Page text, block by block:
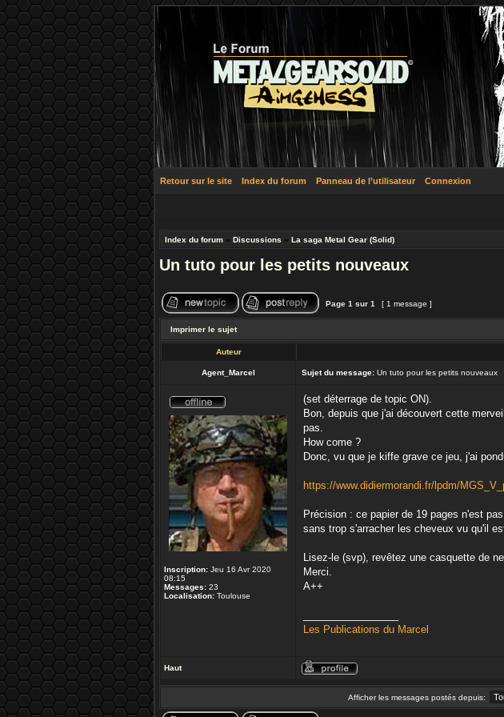
Retour sur le site Index du forum Panneau de l’utilisateur Connexion
Index du forum » Discussions » La saga Metal Gear (Solid)
Un tuto pour les petits nouveaux
Page 1 sur 1 [ 1 message ]
Imprimer le sujet
Auteur
Agent_Marcel Sujet du message: Un tuto pour les petits nouveaux
Inscription: Jeu 16 Avr 2020
08:15
Messages: 23
Localisation: Toulouse
(set déterrage de topic ON).
Bon, depuis que j'ai découvert cette
pas.
How come ?
Donc, vu que je kiffe grave ce jeu, j'ai
https://www.didiermorandi.fr/lpdm/
Précision : ce papier de 19 pages n'est
sans trop s'arracher les cheveux vu qu'il
Lisez-le (svp), revêtez une casquette de
Merci.
A++
Les Publications du Marcel
Haut
Afficher les messages postés depuis: